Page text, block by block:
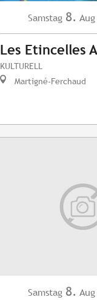
Samstag 8. Aug
Les Etincelles
KULTURELL
Martigné-Ferchaud
Samstag 8. Aug